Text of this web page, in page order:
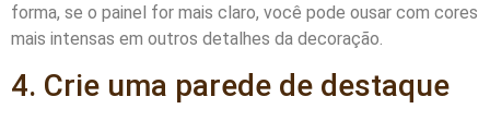
forma, se o painel for mais claro, você pode ousar com cores
mais intensas em outros detalhes da decoração.
4. Crie uma parede de destaque